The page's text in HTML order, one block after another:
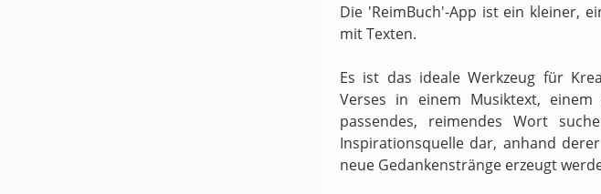
Die 'ReimBuch'-App ist ein kleiner,
mit Texten.
Es ist das ideale Werkzeug für
Verses in einem Musiktext,
passendes, reimendes Wort
Inspirationsquelle dar, anhand
neue Gedankenstränge erzeugt